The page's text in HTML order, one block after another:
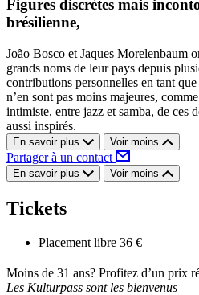
Figures discrètes mais
brésilienne,
João Bosco et Jaques Morelenbaum
grands noms de leur pays depuis
contributions personnelles en tant
n’en sont pas moins majeures,
intimiste, entre jazz et samba, de ces
aussi inspirés.
En savoir plus Voir moins
Partager à un contact
En savoir plus Voir moins
Tickets
Placement libre 36 €
Moins de 31 ans? Profitez d’un prix
Les Kulturpass sont les bienvenus